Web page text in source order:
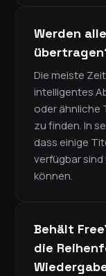
Werden
Die meiste
intelligentes
oder ähnliche
zu finden. In
dass einige
verfügbar
können.
Behält
die